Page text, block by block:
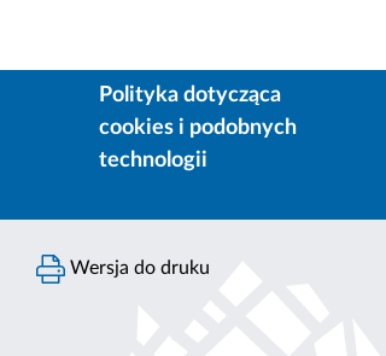
Polityka dotycząca
cookies i podobnych
technologii
Wersja do druku